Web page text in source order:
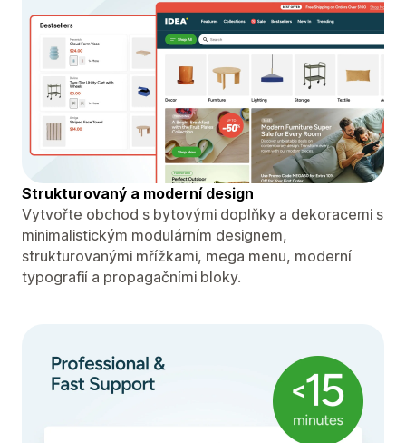
Strukturovaný a moderní design
Vytvořte obchod s bytovými doplňky a dekoracemi s
minimalistickým modulárním designem,
strukturovanými mřížkami, mega menu, moderní
typografií a propagačními bloky.